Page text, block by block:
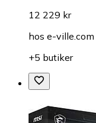
12 229 kr
hos e-ville.com
+5 butiker